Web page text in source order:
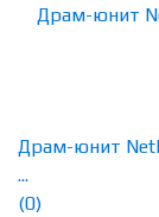
Драм-юнит
...
(0)